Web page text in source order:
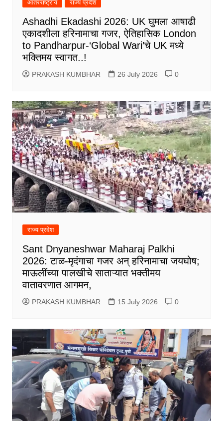
आंतरराष्ट्रीय राज्य प्रदेश
Ashadhi Ekadashi 2026: UK घुमला आषाढी
एकादशीला हरिनामाचा गजर, ऐतिहासिक London
to Pandharpur-‘Global Wari’चे UK मध्ये
भक्तिमय स्वागत..!
PRAKASH KUMBHAR 26 July 2026 0
राज्य प्रदेश
Sant Dnyaneshwar Maharaj Palkhi
2026: टाळ-मृदंगाचा गजर अन् हरिनामाचा जयघोष;
माऊलींच्या पालखीचे साताऱ्यात भक्तीमय
वातावरणात आगमन,
PRAKASH KUMBHAR 15 July 2026 0